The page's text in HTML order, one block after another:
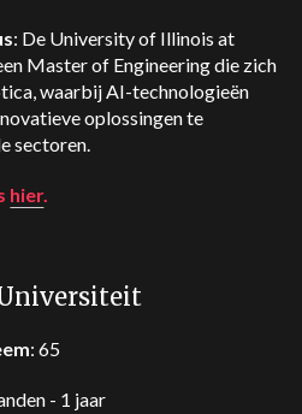
: De University of Illinois at
Master of Engineering die zich
waarbij AI-technologieën
oplossingen te
sectoren.
hier.
Universiteit
: 65
- 1 jaar